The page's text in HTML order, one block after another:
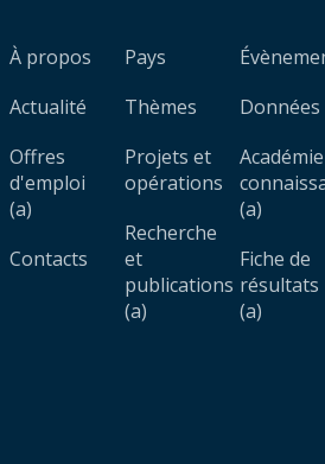
À propos
Actualité
Offres
d'emploi
(a)
Contacts
Pays
Thèmes
Projets et
opérations
Recherche
et
publications
(a)
Données
(a)
Fiche de
résultats
(a)